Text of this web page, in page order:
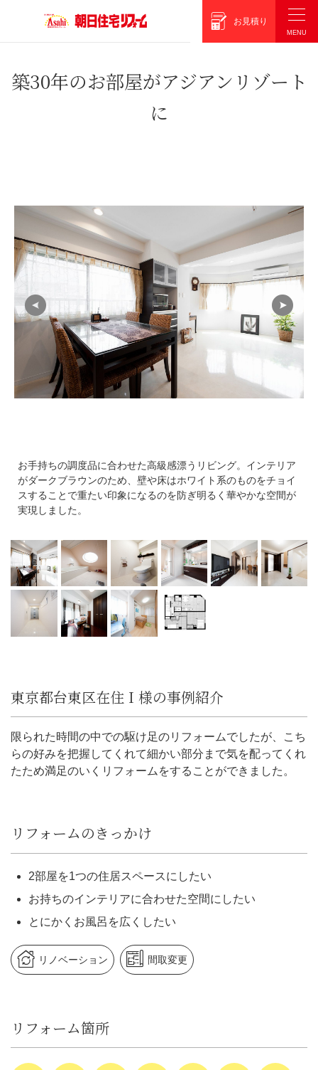
お見積り
築30年のお部屋がアジアンリゾート
に
お手持ちの調度品に合わせた高級感漂うリビング。インテリア
がダークブラウンのため、壁や床はホワイト系のものをチョイ
スすることで重たい印象になるのを防ぎ明るく華やかな空間が
実現しました。
東京都台東区在住Ｉ様の事例紹介
限られた時間の中での駆け足のリフォームでしたが、こち
らの好みを把握してくれて細かい部分まで気を配ってくれ
たため満足のいくリフォームをすることができました。
リフォームのきっかけ
2部屋を1つの住居スペースにしたい
お持ちのインテリアに合わせた空間にしたい
とにかくお風呂を広くしたい
リノベーション 間取変更
リフォーム箇所